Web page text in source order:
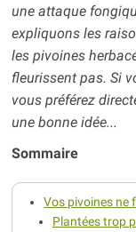
une attaque
expliquons les
les pivoines
fleurissent pas. Si
vous préférez
une bonne idée...
Sommaire
Vos pivoines ne
Plantées trop